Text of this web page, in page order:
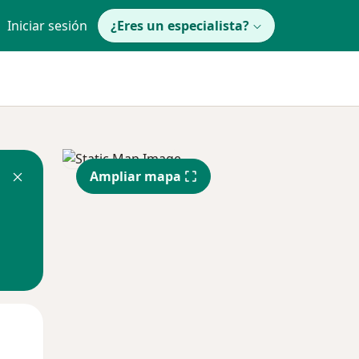
Iniciar sesión ¿Eres un especialista?
Ampliar mapa